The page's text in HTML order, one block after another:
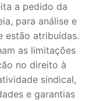
a pedido da
para análise e
estão atribuídas.
as limitações
no direito à
sindical,
e garantias